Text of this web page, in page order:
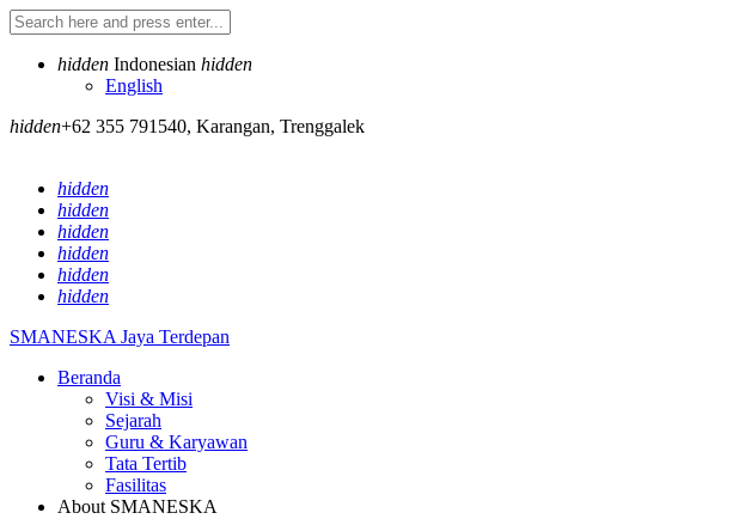
hidden Indonesian hidden
English
hidden+62 355 791540, Karangan, Trenggalek
hidden
hidden
hidden
hidden
hidden
hidden
SMANESKA Jaya Terdepan
Beranda
Visi & Misi
Sejarah
Guru & Karyawan
Tata Tertib
Fasilitas
About SMANESKA